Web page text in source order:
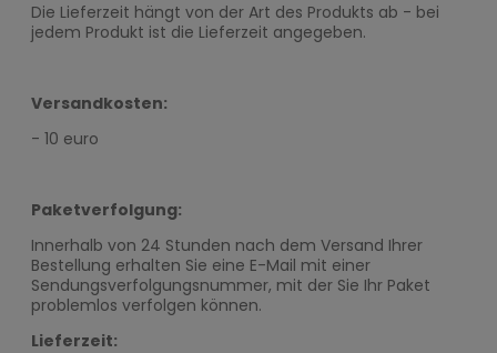
Die Lieferzeit hängt von der Art des Produkts ab - bei
jedem Produkt ist die Lieferzeit angegeben.
Versandkosten:
- 10 euro
Paketverfolgung:
Innerhalb von 24 Stunden nach dem Versand Ihrer
Bestellung erhalten Sie eine E-Mail mit einer
Sendungsverfolgungsnummer, mit der Sie Ihr Paket
problemlos verfolgen können.
Lieferzeit: